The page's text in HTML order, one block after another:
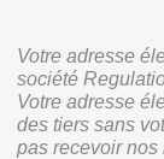
Votre adresse
société
Votre adresse
des tiers sans
pas recevoir nos